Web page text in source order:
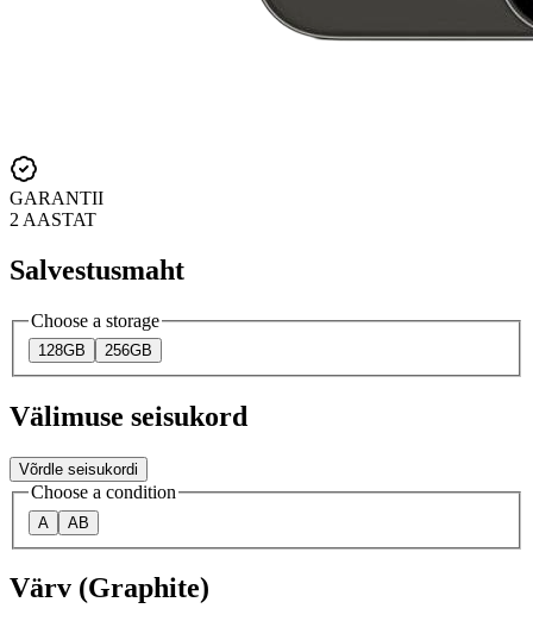
GARANTII
2 AASTAT
Salvestusmaht
Choose a storage
128GB 256GB
Välimuse seisukord
Võrdle seisukordi
Choose a condition
A AB
Värv (Graphite)